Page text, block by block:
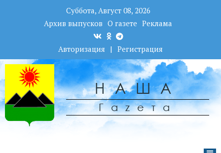
Суббота, Август 08, 2026
Архив выпусков О газете Реклама
Авторизация | Регистрация
НАША
Гаzета